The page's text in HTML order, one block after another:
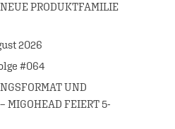
PRODUKTFAMILIE
2026
#064
UND
MIGOHEAD FEIERT 5-